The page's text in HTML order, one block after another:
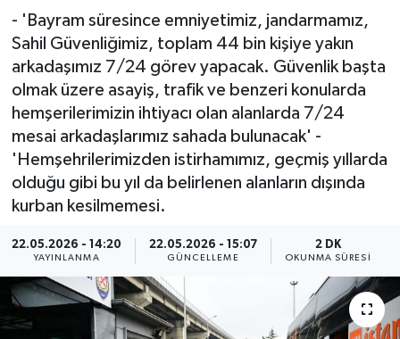
- 'Bayram süresince emniyetimiz, jandarmamız,
Sahil Güvenliğimiz, toplam 44 bin kişiye yakın
arkadaşımız 7/24 görev yapacak. Güvenlik başta
olmak üzere asayiş, trafik ve benzeri konularda
hemşerilerimizin ihtiyacı olan alanlarda 7/24
mesai arkadaşlarımız sahada bulunacak' -
'Hemşehrilerimizden istirhamımız, geçmiş yıllarda
olduğu gibi bu yıl da belirlenen alanların dışında
kurban kesilmemesi.
22.05.2026 - 14:20
YAYINLANMA
22.05.2026 - 15:07
GÜNCELLEME
2 DK
OKUNMA SÜRESI
MEDYA
ÖZEL HABER
RÖPORTAJLAR
SİYASET
GÜNCEL
SPOR
YAŞAM
Haber Arşivi